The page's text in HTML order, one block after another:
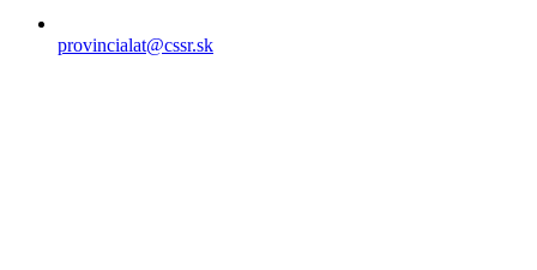
provincialat@cssr.sk